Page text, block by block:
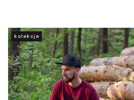
kolekcje